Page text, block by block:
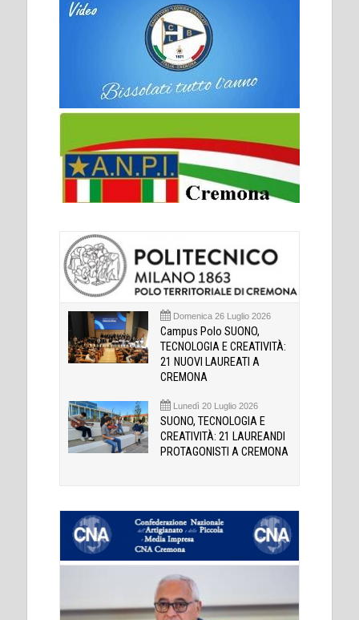
Domenica 26 Luglio 2026
Campus Polo SUONO,
TECNOLOGIA E CREATIVITÀ:
21 NUOVI LAUREATI A
CREMONA
Lunedì 20 Luglio 2026
SUONO, TECNOLOGIA E
CREATIVITÀ: 21 LAUREANDI
PROTAGONISTI A CREMONA